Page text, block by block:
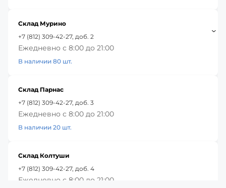
Склад Мурино
+7 (812) 309-42-27, доб. 2
Ежедневно с 8:00 до 21:00
В наличии 80 шт.
Склад Парнас
+7 (812) 309-42-27, доб. 3
Ежедневно с 8:00 до 21:00
В наличии 20 шт.
Склад Колтуши
+7 (812) 309-42-27, доб. 4
Ежедневно с 8:00 до 21:00